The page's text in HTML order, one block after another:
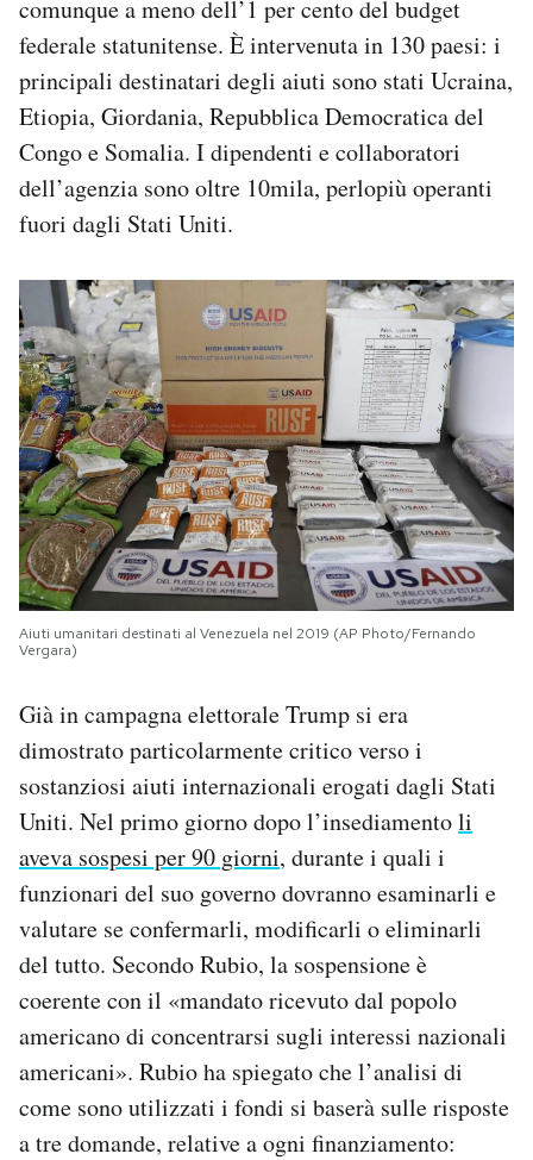
comunque a meno dell’1 per cento del budget
federale statunitense. È intervenuta in 130 paesi: i
principali destinatari degli aiuti sono stati Ucraina,
Etiopia, Giordania, Repubblica Democratica del
Congo e Somalia. I dipendenti e collaboratori
dell’agenzia sono oltre 10mila, perlopiù operanti
fuori dagli Stati Uniti.
Aiuti umanitari destinati al Venezuela nel 2019 (AP Photo/Fernando
Vergara)
Già in campagna elettorale Trump si era
dimostrato particolarmente critico verso i
sostanziosi aiuti internazionali erogati dagli Stati
Uniti. Nel primo giorno dopo l’insediamentoli
aveva sospesi per 90 giorni, durante i quali i
funzionari del suo governo dovranno esaminarli e
valutare se confermarli, modificarli o eliminarli
del tutto. Secondo Rubio, la sospensione è
coerente con il «mandato ricevuto dal popolo
americano di concentrarsi sugli interessi nazionali
americani». Rubio ha spiegato che l’analisi di
come sono utilizzati i fondi si baserà sulle risposte
a tre domande, relative a ogni finanziamento: